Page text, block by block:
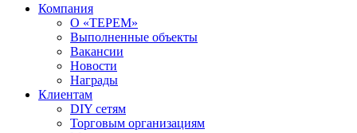
Компания
О «ТЕРЕМ»
Выполненные объекты
Вакансии
Новости
Награды
Клиентам
DIY сетям
Торговым организациям